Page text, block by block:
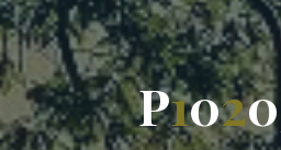
P1020